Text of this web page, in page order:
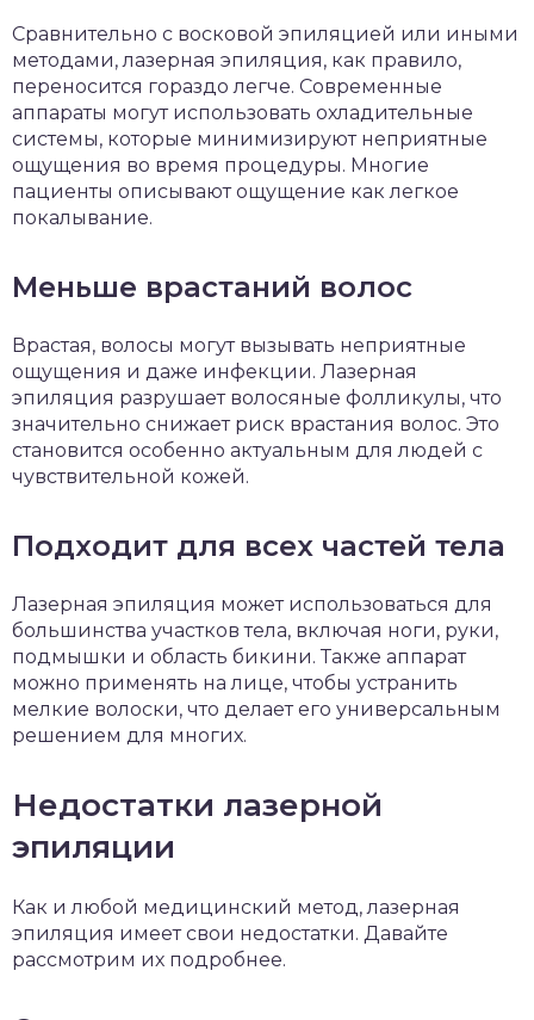
Сравнительно с восковой эпиляцией или иными
методами, лазерная эпиляция, как правило,
переносится гораздо легче. Современные
аппараты могут использовать охладительные
системы, которые минимизируют неприятные
ощущения во время процедуры. Многие
пациенты описывают ощущение как легкое
покалывание.
Меньше врастаний волос
Врастая, волосы могут вызывать неприятные
ощущения и даже инфекции. Лазерная
эпиляция разрушает волосяные фолликулы, что
значительно снижает риск врастания волос. Это
становится особенно актуальным для людей с
чувствительной кожей.
Подходит для всех частей тела
Лазерная эпиляция может использоваться для
большинства участков тела, включая ноги, руки,
подмышки и область бикини. Также аппарат
можно применять на лице, чтобы устранить
мелкие волоски, что делает его универсальным
решением для многих.
Недостатки лазерной
эпиляции
Как и любой медицинский метод, лазерная
эпиляция имеет свои недостатки. Давайте
рассмотрим их подробнее.